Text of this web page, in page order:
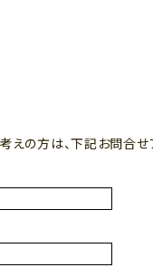
えの方は、下記お問合せ